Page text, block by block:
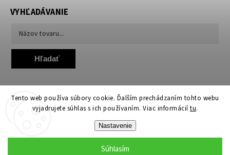
Tento web používa súbory cookie. Ďalším prechádzaním tohto webu
vyjadrujete súhlas s ich používaním. Viac informáciítu.
Nastavenie
Súhlasím
VYHĽADÁVANIE
Hľadať
TheLamp.sk. Všetky práva vyhradené.